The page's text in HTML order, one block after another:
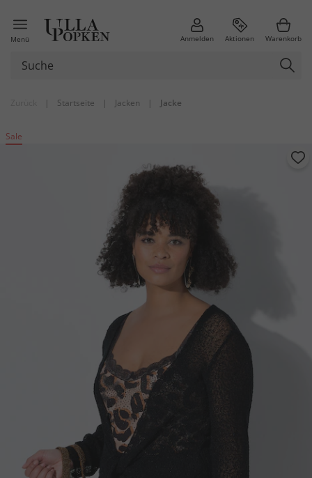
Menü Anmelden Aktionen Warenkorb
| Startseite | Jacken | Jacke
Sale